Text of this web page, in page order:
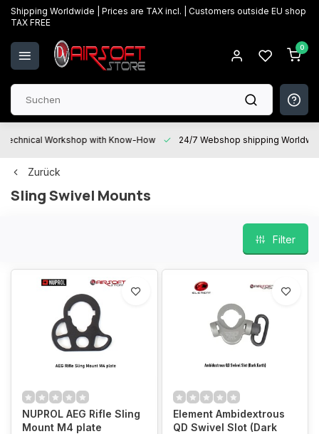
Shipping Worldwide | Prices are TAX incl. | Customers outside EU shop
TAX FREE
0
Technical Workshop with Know-How 24/7 Webshop shipping
Zurück
Sling Swivel Mounts
Filter
NUPROL AEG Rifle Sling
Mount M4 plate
Element Ambidextrous
QD Swivel Slot (Dark